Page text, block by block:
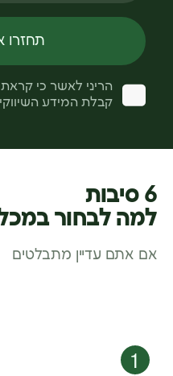
תחזרו
הריני לאשר כי
קבלת המידע השיווקי
6 סיבות
למה לבחור
אם אתם עדיין מתבלטים